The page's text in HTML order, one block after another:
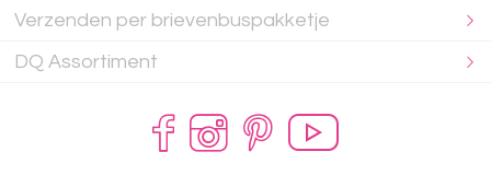
Verzenden per brievenbuspakketje
DQ Assortiment